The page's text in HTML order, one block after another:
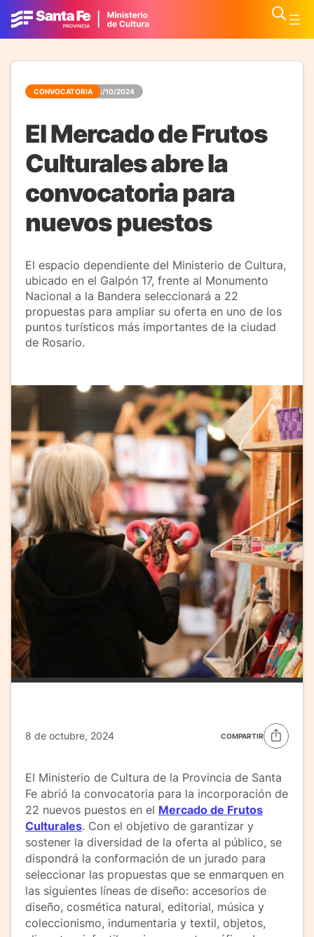
CONVOCATORIA 08/10/2024
El Mercado de Frutos
Culturales abre la
convocatoria para
nuevos puestos
El espacio dependiente del Ministerio de Cultura,
ubicado en el Galpón 17, frente al Monumento
Nacional a la Bandera seleccionará a 22
propuestas para ampliar su oferta en uno de los
puntos turísticos más importantes de la ciudad
de Rosario.
8 de octubre, 2024 COMPARTIR
El Ministerio de Cultura de la Provincia de Santa
Fe abrió la convocatoria para la incorporación de
22 nuevos puestos en el Mercado de Frutos
Culturales. Con el objetivo de garantizar y
sostener la diversidad de la oferta al público, se
dispondrá la conformación de un jurado para
seleccionar las propuestas que se enmarquen en
las siguientes líneas de diseño: accesorios de
diseño, cosmética natural, editorial, música y
coleccionismo, indumentaria y textil, objetos,